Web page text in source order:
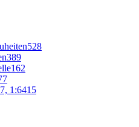
528
389
162
1:6415